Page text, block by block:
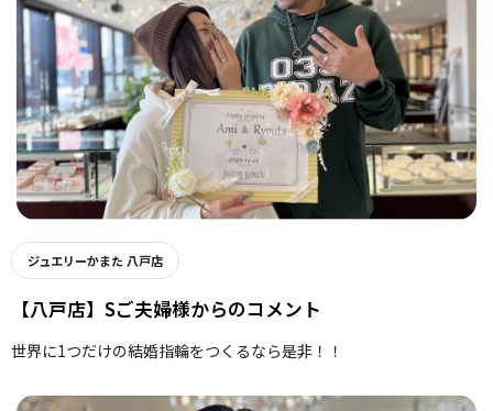
ジュエリーかまた 八戸店
【八戸店】Sご夫婦様からのコメント
世界に1つだけの結婚指輪をつくるなら是非！！